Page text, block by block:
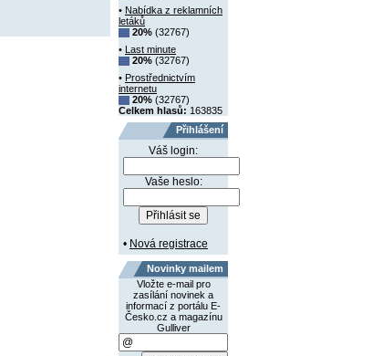
• Nabídka z reklamních
letáků
20% (32767)
•
Last minute
20% (32767)
• Prostřednictvím
internetu
20% (32767)
Celkem hlasů: 163835
Přihlášení
Váš login:
Vaše heslo:
• Nová registrace
Novinky mailem
Vložte e-mail pro
zasílání novinek a
informací z portálu E-
Česko.cz a magazínu
Gulliver